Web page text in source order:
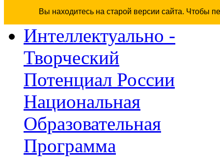
Вы находитесь на старой версии сайта. Чтобы
Интеллектуально -
Творческий
Потенциал России
Национальная
Образовательная
Программа